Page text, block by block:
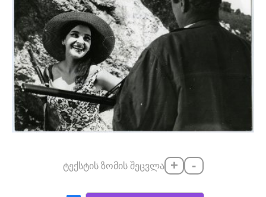
ტექსტის ზომის შეცვლა + -